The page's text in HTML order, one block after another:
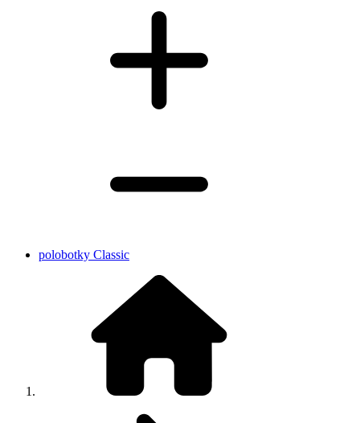
polobotky Classic